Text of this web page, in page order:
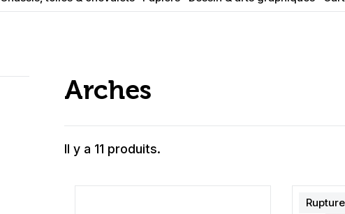
Arches
Il y a 11 produits.